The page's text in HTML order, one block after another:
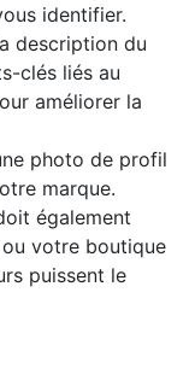
identifier.
description du
clés liés au
améliorer la
photo de profil
marque.
également
votre boutique
puissent le